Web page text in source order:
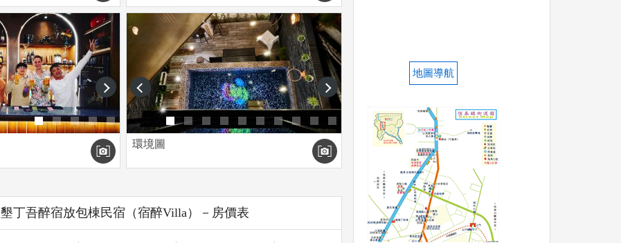
next prev next
環境圖
墾丁吾醉宿放包棟民宿（宿醉Villa）－房價表
地圖導航